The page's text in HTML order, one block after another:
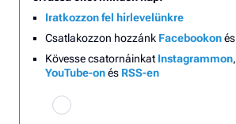
Iratkozzon fel hírlevelünkre
Csatlakozzon hozzánk Facebookonés
Kövesse csatornáinkat Instagrammon,
YouTube-onés RSS-en